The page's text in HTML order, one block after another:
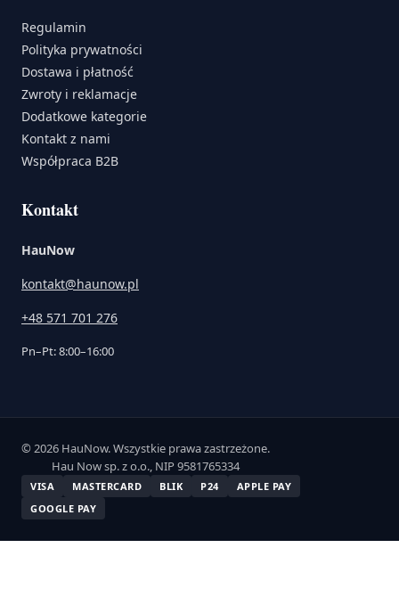
Regulamin
Polityka prywatności
Dostawa i płatność
Zwroty i reklamacje
Dodatkowe kategorie
Kontakt z nami
Współpraca B2B
Kontakt
HauNow
kontakt@haunow.pl
+48 571 701 276
Pn–Pt: 8:00–16:00
© 2026 HauNow. Wszystkie prawa zastrzeżone.
Hau Now sp. z o.o., NIP 9581765334
VISA MASTERCARD BLIK P24
APPLE PAY
GOOGLE PAY